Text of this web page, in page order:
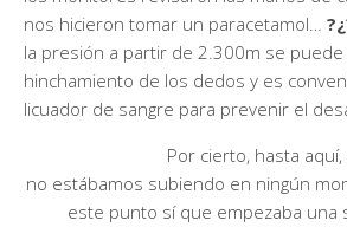
nos hicieron tomar un paracetamol…
la presión a partir de 2.300m se
hinchamiento de los dedos y es
licuador de sangre para prevenir el
Por cierto, hasta
no estábamos subiendo en ningún
este punto sí que empezaba una